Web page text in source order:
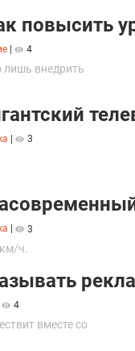
повысить
4
лишь внедрить
3
3
ч.
4
вместе со